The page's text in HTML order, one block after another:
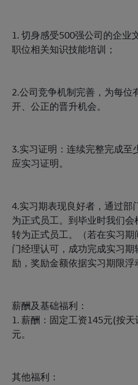
1. 切身感受500强公司的企业
职位相关知识技能培训；
2.公司竞争机制完善，为每位
开、公正的晋升机会。
3.实习证明：连续完整完成至
应实习证明。
4.实习期表现良好者，通过部
为正式员工。到毕业时我们
转为正式员工。（若在实习
门经理认可，成功完成实习
励，奖励金额依据实习期限浮
薪酬及基础福利：
1. 薪酬：固定工资145元(按
元。
其他福利：